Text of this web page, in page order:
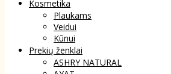
Kosmetika
Plaukams
Veidui
Kūnui
Prekių ženklai
ASHRY NATURAL